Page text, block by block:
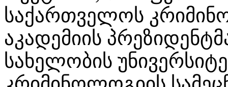
საქართველოს
აკადემიის
სახელობის